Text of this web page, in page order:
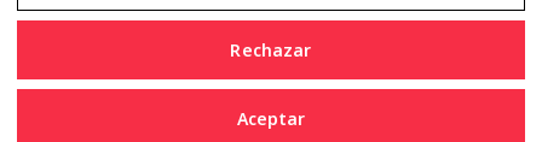
Rechazar
Aceptar
Aviso Legal
Política de Privacidad y Cookies
Configurar